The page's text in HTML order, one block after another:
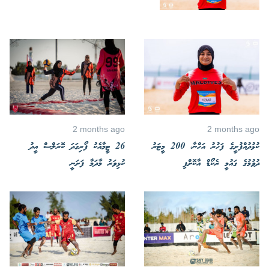
2 months ago
ކުޅުދުއްފުށީގެ ފަހުރު އަހްނާ، 200 މީޓަރު
ދުވުމުގެ ގައުމީ ރެކޯޑް އާކޮށްފި
2 months ago
26 ޓީމާއެކު ފޯރިގަދަ ކޮރަލްސް އީދު
ކުޅިވަރު މާދަމާ ފަށަނީ